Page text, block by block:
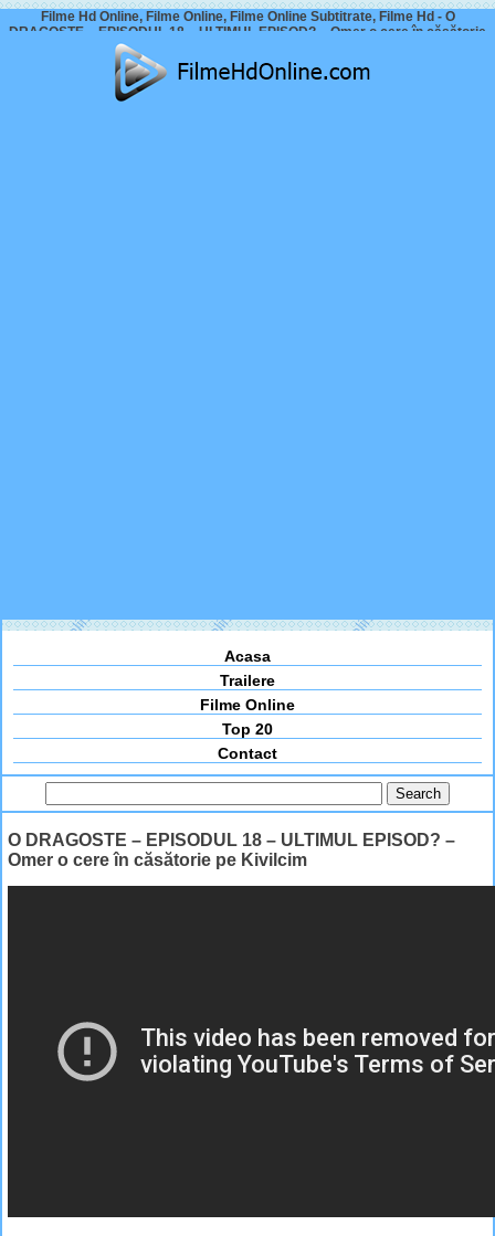
Filme Hd Online, Filme Online, Filme Online Subtitrate, Filme Hd - O
DRAGOSTE – EPISODUL 18 – ULTIMUL EPISOD? – Omer o cere în căsătorie
Acasa
Trailere
Filme Online
Top 20
Contact
O DRAGOSTE – EPISODUL 18 – ULTIMUL EPISOD? –
Omer o cere în căsătorie pe Kivilcim